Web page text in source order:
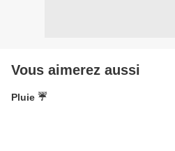
Vous aimerez aussi
Pluie ☔️